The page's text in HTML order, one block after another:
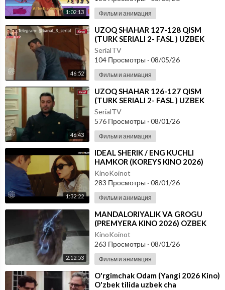
1:02:13 Фильм и анимация
46:52
⁣UZOQ SHAHAR 127-128 QISM
(TURK SERIALI 2- FASL ) UZBEK
TILIDA
SerialTV
104 Просмотры · 08/05/26
Фильм и анимация
46:43
⁣UZOQ SHAHAR 126-127 QISM
(TURK SERIALI 2- FASL ) UZBEK
TILIDA
SerialTV
576 Просмотры · 08/01/26
Фильм и анимация
1:32:22
⁣IDEAL SHERIK / ENG KUCHLI
HAMKOR (KOREYS KINO 2026)
UZBEK TILIDA
KinoKoinot
283 Просмотры · 08/01/26
Фильм и анимация
2:12:53
⁣MANDALORIYALIK VA GROGU
(PREMYERA KINO 2026) OZBEK
TILIDA
KinoKoinot
263 Просмотры · 08/01/26
Фильм и анимация
⁣O'rgimchak Odam (Yangi 2026 Kino)
O'zbek tilida uzbek cha